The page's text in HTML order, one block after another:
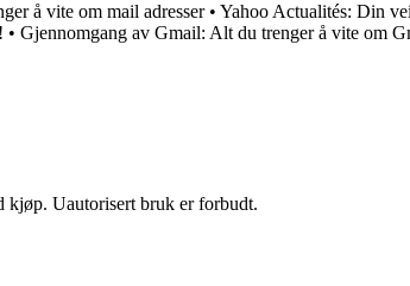
å vite om mail adresser• Yahoo Actualités: Din
• Gjennomgang av Gmail: Alt du trenger å vite om
kjøp. Uautorisert bruk er forbudt.